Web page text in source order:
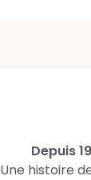
Depuis
Une histoire